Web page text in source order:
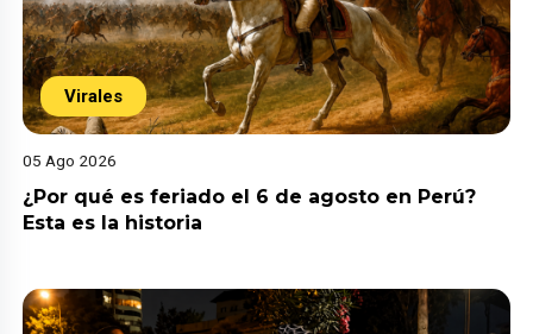
Virales
05 Ago 2026
¿Por qué es feriado el 6 de agosto en Perú?
Esta es la historia